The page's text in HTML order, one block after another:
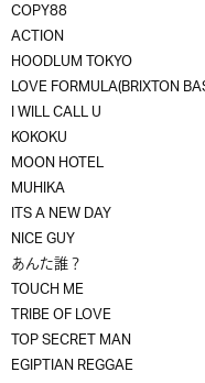
COPY88
ACTION
HOODLUM TOKYO
LOVE FORMULA(BRIXTON
I WILL CALL U
KOKOKU
MOON HOTEL
MUHIKA
ITS A NEW DAY
NICE GUY
あんた誰？
TOUCH ME
TRIBE OF LOVE
TOP SECRET MAN
EGIPTIAN REGGAE